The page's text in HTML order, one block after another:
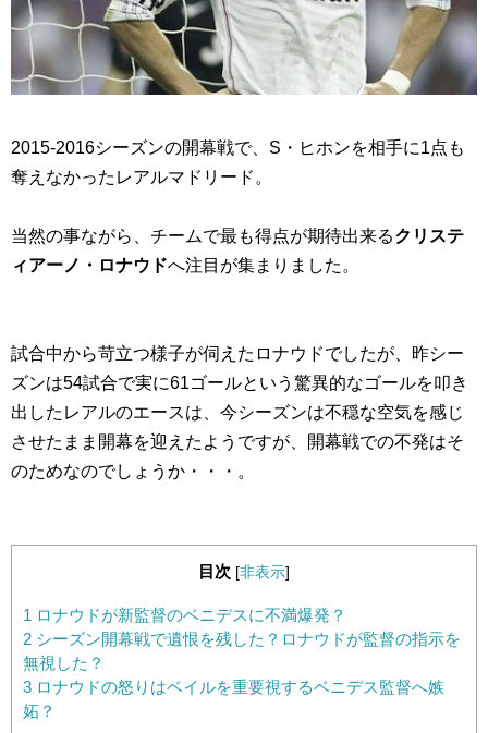
2015-2016シーズンの開幕戦で、S・ヒホンを相手に1点も
奪えなかったレアルマドリード。
当然の事ながら、チームで最も得点が期待出来るクリステ
ィアーノ・ロナウドへ注目が集まりました。
試合中から苛立つ様子が伺えたロナウドでしたが、昨シー
ズンは54試合で実に61ゴールという驚異的なゴールを叩き
出したレアルのエースは、今シーズンは不穏な空気を感じ
させたまま開幕を迎えたようですが、開幕戦での不発はそ
のためなのでしょうか・・・。
目次 [非表示]
1 ロナウドが新監督のベニデスに不満爆発？
2 シーズン開幕戦で遺恨を残した？ロナウドが監督の指示を
無視した？
3 ロナウドの怒りはベイルを重要視するベニデス監督へ嫉
妬？